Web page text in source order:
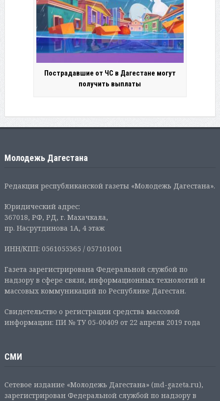
Пострадавшие от ЧС в Дагестане могут
получить выплаты
Молодежь Дагестана
Редакция республиканской газеты «Молодежь Дагестана».
Юридический адрес:
367018, РФ, РД, г. Махачкала,
пр. Насрутдинова 1А, 4 этаж
ИНН/КПП: 0561055365 / 057101001
Газета зарегистрирована Федеральной службой по
надзору в сфере связи, информационных технологий и
массовых коммуникаций по Республике Дагестан.
Свидетельство о регистрации средства массовой
информации: ПИ № ТУ 05-00409 от 22 апреля 2019 года
СМИ
Сетевое издание «Молодежь Дагестана» (md-gazeta.ru),
зарегистрирован Федеральной службой по надзору в